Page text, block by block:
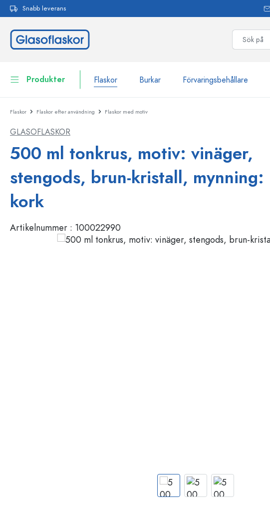
Hoppa till huvudnavigering
Snabb leverans
Produkter Flaskor Burkar Förvaringsbehållare
Flaskor
Förvaringsbehållare
Porslin
Plastbehållare
Till kategori Flaskor
WECK-flaskor
Flaskor efter funktion
Flaskor efter användning
Flaskor Flaskor efter användning Flaskor med motiv
GLASOFLASKOR
500 ml tonkrus, motiv: vinäger,
stengods, brun-kristall, mynning:
kork
Artikelnummer : 100022990